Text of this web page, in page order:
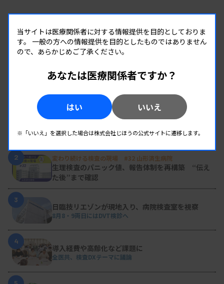
人気の記事
新人臨床検査技師の歩き方 ［第16回］
チーム医療の中で信頼される技師
2 変わり続ける検査の現場 #32 山形済生病院
生理検査のパニック値、報告体制を再構築 “伝え
た後”まで確認
3
日臨技リエゾンが現地入り、病院検査室を視察
8月8・9両日にはDVT検診へ
4
導入経費や高齢化など課題に
全医共、検査DXテーマに議論
当サイトは医療関係者に対する情報提供を目的としておりま
す。 一般の方への情報提供を目的としたものではありません
ので、あらかじめご了承ください。
あなたは医療関係者ですか？
はい いいえ
※「いいえ」を選択した場合は株式会社じほうの公式サイトに遷移します。